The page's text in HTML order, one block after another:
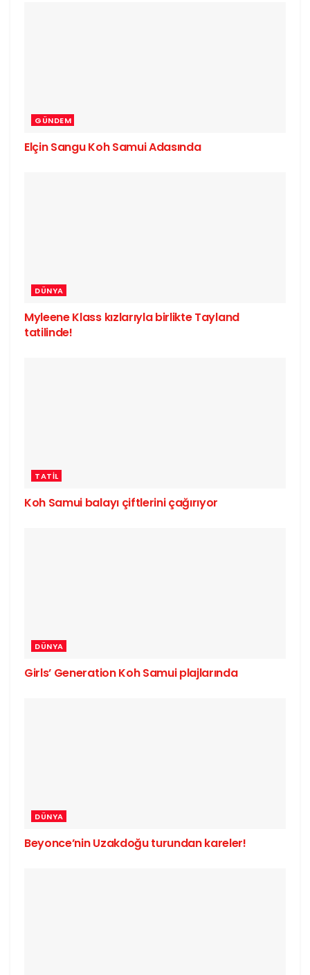
GÜNDEM
Elçin Sangu Koh Samui Adasında
DÜNYA
Myleene Klass kızlarıyla birlikte Tayland
tatilinde!
TATIL
Koh Samui balayı çiftlerini çağırıyor
DÜNYA
Girls’ Generation Koh Samui plajlarında
DÜNYA
Beyonce’nin Uzakdoğu turundan kareler!